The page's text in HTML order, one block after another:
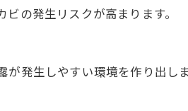
の発生リスクが高まります。
が発生しやすい環境を作り出し